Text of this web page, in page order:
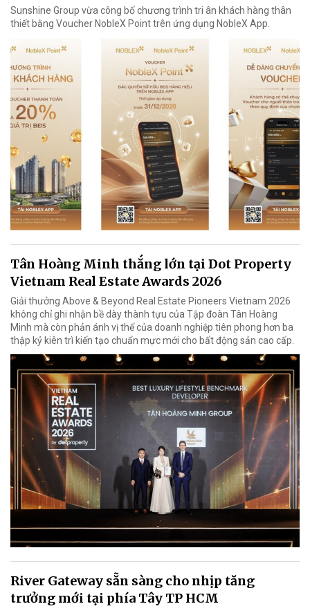
Sunshine Group vừa công bố chương trình tri ân khách hàng thân
thiết bằng Voucher NobleX Point trên ứng dụng NobleX App.
Tân Hoàng Minh thắng lớn tại Dot Property
Vietnam Real Estate Awards 2026
Giải thưởng Above & Beyond Real Estate Pioneers Vietnam 2026
không chỉ ghi nhận bề dày thành tựu của Tập đoàn Tân Hoàng
Minh mà còn phản ánh vị thế của doanh nghiệp tiên phong hơn ba
thập kỷ kiên trì kiến tạo chuẩn mực mới cho bất động sản cao cấp.
River Gateway sẵn sàng cho nhịp tăng
trưởng mới tại phía Tây TP HCM